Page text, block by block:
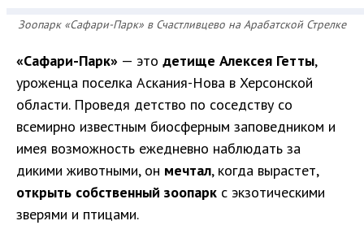
Зоопарк «Сафари-Парк» в Счастливцево на Арабатской Стрелке
«Сафари-Парк» — это детище Алексея Гетты,
уроженца поселка Аскания-Нова в Херсонской
области. Проведя детство по соседству со
всемирно известным биосферным заповедником и
имея возможность ежедневно наблюдать за
дикими животными, он мечтал, когда вырастет,
открыть собственный зоопарк с экзотическими
зверями и птицами.